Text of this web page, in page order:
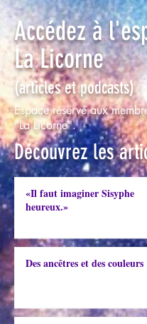
Accédez à
La Licorne
(articles et podcasts)
Espace réservé aux
"La Licorne".
Découvrez les
«Il faut imaginer Sisyphe
heureux.»
Des ancêtres et des couleurs